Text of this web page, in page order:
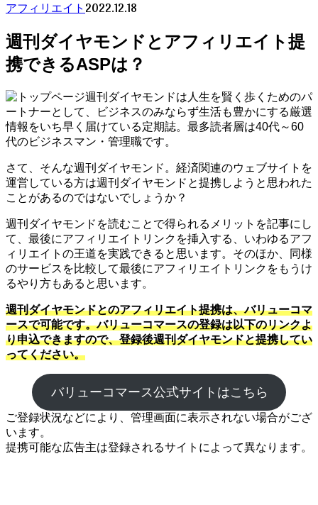
アフィリエイト 2022.12.18
週刊ダイヤモンドとアフィリエイト提
携できるASPは？
週刊ダイヤモンドは人生を賢く歩くためのパ
ートナーとして、ビジネスのみならず生活も豊かにする厳選
情報をいち早く届けている定期誌。最多読者層は40代～60
代のビジネスマン・管理職です。
さて、そんな週刊ダイヤモンド。経済関連のウェブサイトを
運営している方は週刊ダイヤモンドと提携しようと思われた
ことがあるのではないでしょうか？
週刊ダイヤモンドを読むことで得られるメリットを記事にし
て、最後にアフィリエイトリンクを挿入する、いわゆるアフ
ィリエイトの王道を実践できると思います。そのほか、同様
のサービスを比較して最後にアフィリエイトリンクをもうけ
るやり方もあると思います。
週刊ダイヤモンドとのアフィリエイト提携は、バリューコマ
ースで可能です。バリューコマースの登録は以下のリンクよ
り申込できますので、登録後週刊ダイヤモンドと提携してい
ってください。
バリューコマース公式サイトはこちら
ご登録状況などにより、管理画面に表示されない場合がござ
います。
提携可能な広告主は登録されるサイトによって異なります。